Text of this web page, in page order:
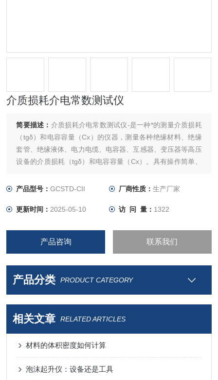
介质损耗介电常数测试仪
简要描述： 介质损耗介电常数测试仪-是一种*的测量介质损耗
（tgδ）和电容容量（Cx）的仪器，测量各种绝缘材料、绝缘
套管、绝缘液体、电力电缆、电容器、互感器、变压器等高压
设备的介质损耗（tgδ）和电容容量（Cx）。具有操作简单、
短等优点。
产品型号：GCSTD-CII 厂商性质： 生产厂家
更新时间： 2025-05-10 访 问 量： 1322
产品咨询 联系我们
产品分类 PRODUCT CATEGORY
相关文章 RELATED ARTICLES
材料的体积密度如何计算
泡沫起升仪：设备还是工具